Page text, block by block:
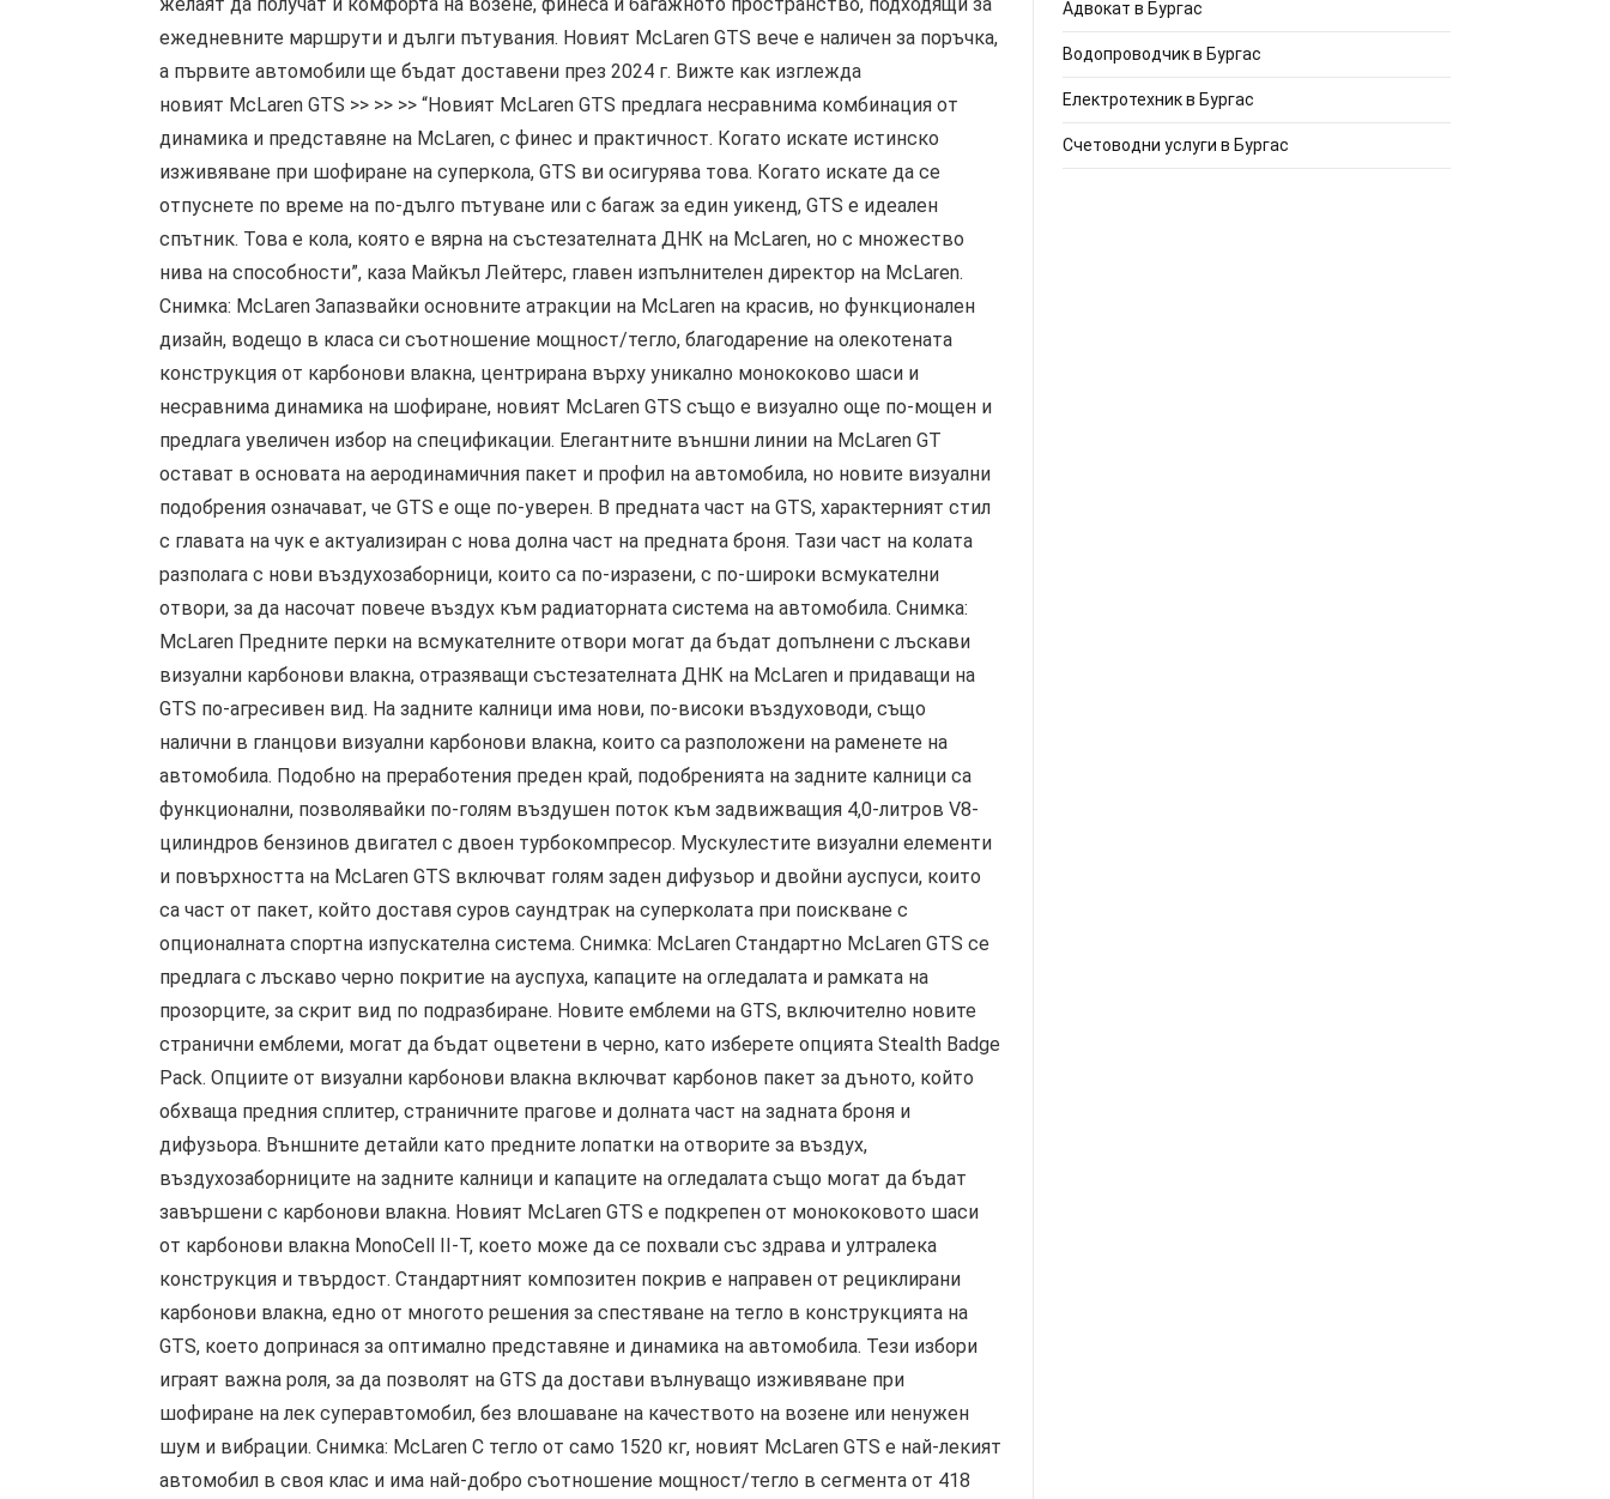
Адвокат в Бургас
Водопроводчик в Бургас
Електротехник в Бургас
Счетоводни услуги в Бургас